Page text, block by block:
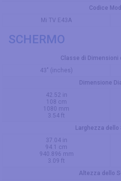
Codice
Mi TV E43A
SCHERMO
Classe di Dimensioni
43" (inches)
Dimensione
42.52 in
108 cm
1080 mm
3.54 ft
Larghezza dello
37.04 in
94.1 cm
940.896 mm
3.09 ft
Altezza dello